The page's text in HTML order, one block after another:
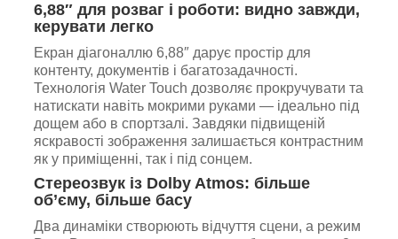
6,88″ для розваг і роботи: видно завжди,
керувати легко
Екран діагоналлю 6,88″ дарує простір для
контенту, документів і багатозадачності.
Технологія Water Touch дозволяє прокручувати та
натискати навіть мокрими руками — ідеально під
дощем або в спортзалі. Завдяки підвищеній
яскравості зображення залишається контрастним
як у приміщенні, так і під сонцем.
Стереозвук із Dolby Atmos: більше
об’єму, більше басу
Два динаміки створюють відчуття сцени, а режим